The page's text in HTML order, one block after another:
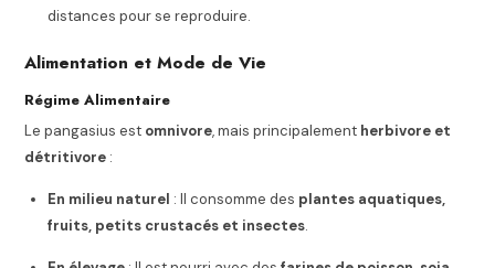
distances pour se reproduire.
Alimentation et Mode de Vie
Régime Alimentaire
Le pangasius est omnivore, mais principalement herbivore et
détritivore :
En milieu naturel : Il consomme des plantes aquatiques,
fruits, petits crustacés et insectes.